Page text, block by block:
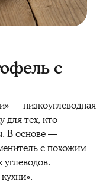
с
— низкоуглеводная
для тех, кто
В основе —
с похожим